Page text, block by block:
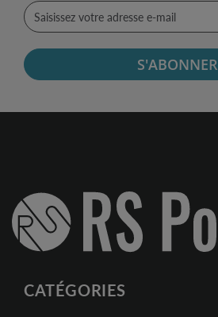
S'ABONNER
CATÉGORIES